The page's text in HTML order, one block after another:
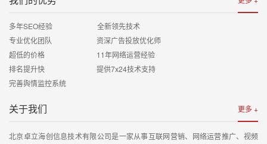
多年SEO经验 全新领先技术
专业优化团队 资深广告投放优化师
超低的价格 11年网络运营经验
排名提升快 提供7x24技术支持
完善舆情监控系统
更多 +
关于我们
北京卓立海创信息技术有限公司是一家从事互联网营销、网络运营推广、视频